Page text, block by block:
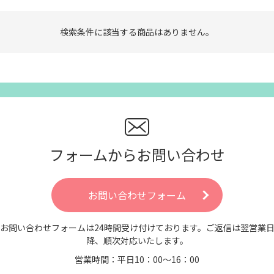
検索条件に該当する商品はありません。
フォームからお問い合わせ
お問い合わせフォーム
問い合わせフォームは24時間受け付けております。ご返信は翌営業
降、順次対応いたします。
営業時間：平日10：00～16：00